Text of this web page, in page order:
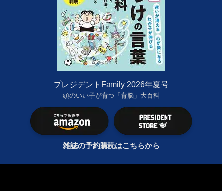
プレジデントFamily 2026年夏号
頭のいい子が育つ「育脳」大百科
雑誌の予約購読はこちらから